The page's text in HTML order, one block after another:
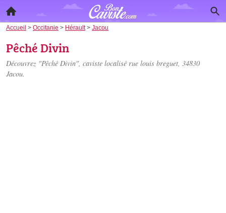
Accueil > Occitanie > Hérault> Jacou
Pêché Divin
Découvrez "Pêché Divin", caviste localisé rue louis breguet, 34830
Jacou.